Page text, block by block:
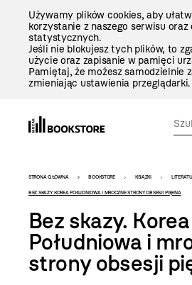
Używamy plików cookies, aby
korzystanie z naszego serwisu oraz
statystycznych.
Jeśli nie blokujesz tych plików, to
użycie oraz zapisanie w pamięci
Pamiętaj, że możesz samodzielnie
zmieniając ustawienia przeglądarki.
Bookstore
-
szablon
szczegóły
STRONA GŁÓWNA BOOKSTORE KSIĄŻKI
BEZ SKAZY. KOREA POŁUDNIOWA I MROCZNE STRONY OBSESJI PIĘKNA
Bez skazy. Korea
Południowa i
strony obsesji